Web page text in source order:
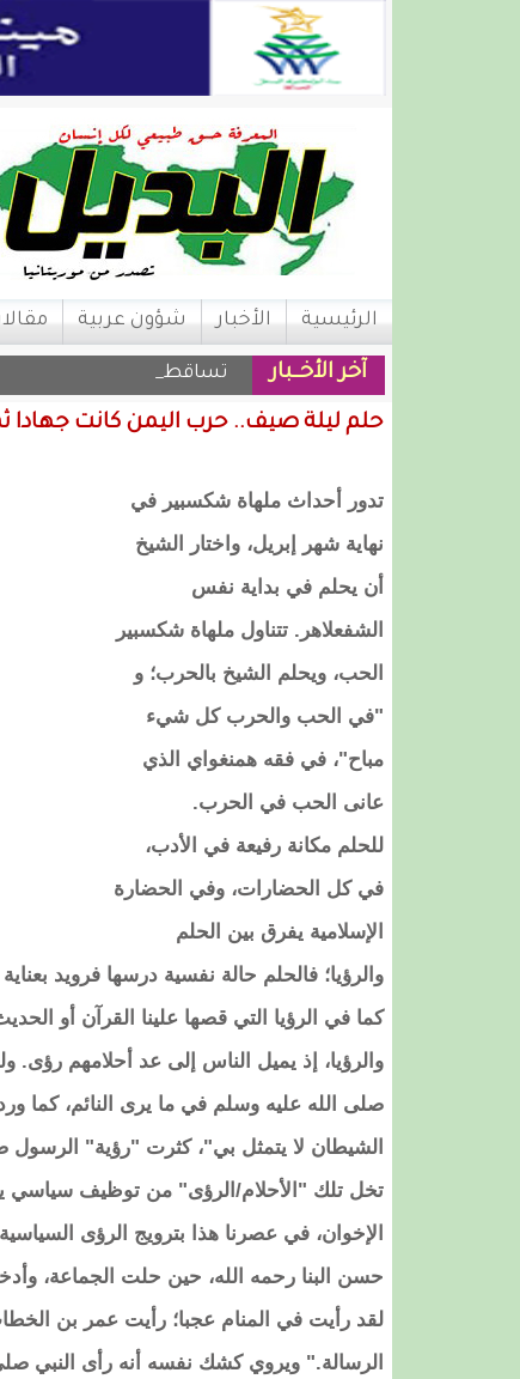
الرئيسية الأخبار شؤون عربية
آخر الأخــبار تساقطات مطرية على |
حلم ليلة صيف.. حرب اليمن كانت جهادا
تدور أحداث ملهاة شكسبير في
نهاية شهر إبريل، واختار الشيخ
أن يحلم في بداية نفس
الشفعلاهر. تتناول ملهاة شكسبير
الحب، ويحلم الشيخ بالحرب؛ و
"في الحب والحرب كل شيء
مباح"، في فقه همنغواي الذي
عانى الحب في الحرب.
للحلم مكانة رفيعة في الأدب،
في كل الحضارات، وفي الحضارة
الإسلامية يفرق بين الحلم
والرؤيا؛ فالحلم حالة نفسية درسها فرويد
كما في الرؤيا التي قصها علينا القرآن أو
والرؤيا، إذ يميل الناس إلى عد أحلامهم
صلى الله عليه وسلم في ما يرى النائم، كما
الشيطان لا يتمثل بي"، كثرت "رؤية" الرسول
تخل تلك "الأحلام/الرؤى" من توظيف سياسي
الإخوان، في عصرنا هذا بترويج الرؤى
حسن البنا رحمه الله، حين حلت الجماعة،
لقد رأيت في المنام عجبا؛ رأيت عمر بن
الرسالة." ويروي كشك نفسه أنه رأى النبي